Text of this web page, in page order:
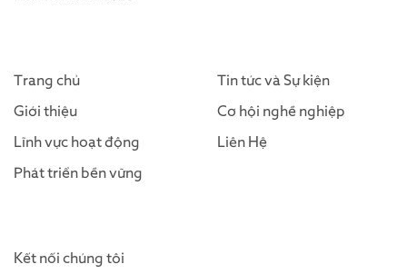
Trang chủ
Giới thiệu
Lĩnh vực hoạt động
Phát triển bền vững
Tin tức và Sự kiện
Cơ hội nghề nghiệp
Liên Hệ
Kết nối chúng tôi